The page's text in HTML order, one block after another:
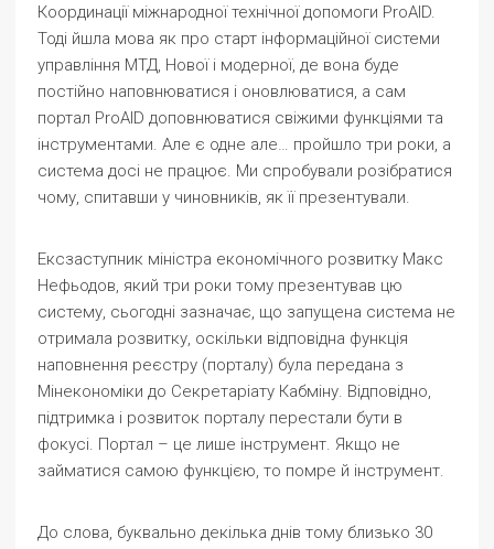
Координації міжнародної технічної допомоги ProAID.
Тоді йшла мова як про старт інформаційної системи
управління МТД, Нової і модерної, де вона буде
постійно наповнюватися і оновлюватися, а сам
портал ProAID доповнюватися свіжими функціями та
інструментами. Але є одне але… пройшло три роки, а
система досі не працює. Ми спробували розібратися
чому, спитавши у чиновників, як її презентували.
Ексзаступник міністра економічного розвитку Макс
Нефьодов, який три роки тому презентував цю
систему, сьогодні зазначає, що запущена система не
отримала розвитку, оскільки відповідна функція
наповнення реєстру (порталу) була передана з
Мінекономіки до Секретаріату Кабміну. Відповідно,
підтримка і розвиток порталу перестали бути в
фокусі. Портал – це лише інструмент. Якщо не
займатися самою функцією, то помре й інструмент.
До слова, буквально декілька днів тому близько 30